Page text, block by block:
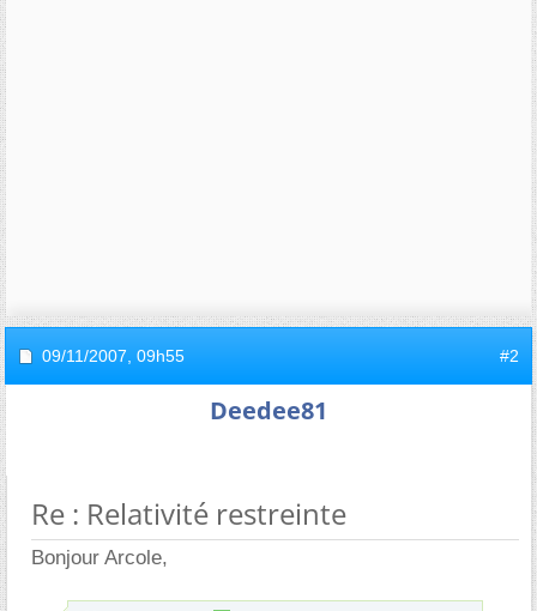
09/11/2007, 09h55 #2
Deedee81
Re : Relativité restreinte
Bonjour Arcole,